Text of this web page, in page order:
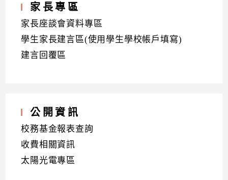
家長專區
家長座談會資料專區
學生家長建言區(使用學生學校帳戶填寫)
建言回覆區
公開資訊
校務基金報表查詢
收費相關資訊
太陽光電專區